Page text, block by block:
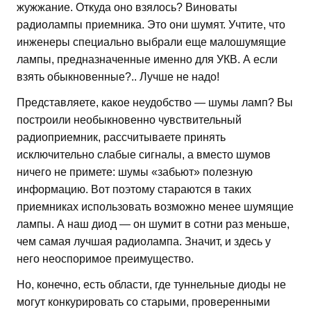
жужжание. Откуда оно взялось? Виноваты
радиолампы приемника. Это они шумят. Учтите, что
инженеры специально выбрали еще малошумящие
лампы, предназначенные именно для УКВ. А если
взять обыкновенные?.. Лучше не надо!
Представляете, какое неудобство — шумы ламп? Вы
построили необыкновенно чувствительный
радиоприемник, рассчитываете принять
исключительно слабые сигналы, а вместо шумов
ничего не примете: шумы «забьют» полезную
информацию. Вот поэтому стараются в таких
приемниках использовать возможно менее шумящие
лампы. А наш диод — он шумит в сотни раз меньше,
чем самая лучшая радиолампа. Значит, и здесь у
него неоспоримое преимущество.
Но, конечно, есть области, где туннельные диоды не
могут конкурировать со старыми, проверенными